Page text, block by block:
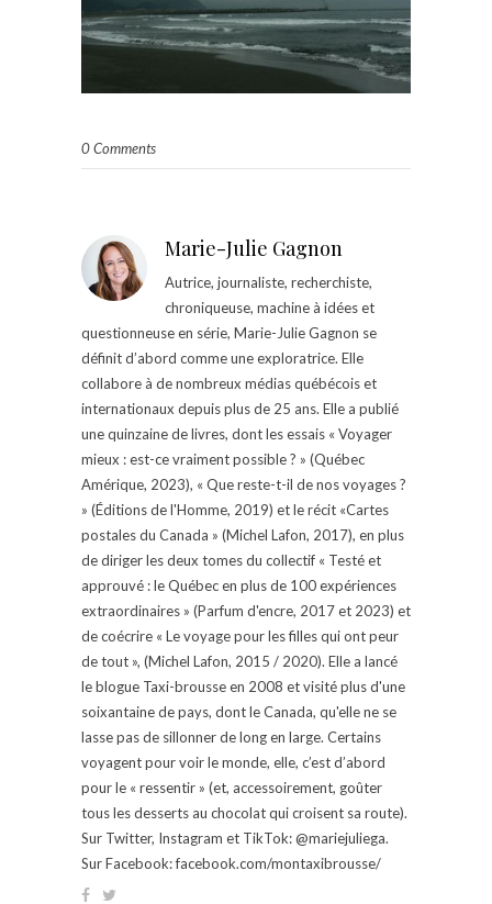
0 Comments
Marie-Julie Gagnon
Autrice, journaliste, recherchiste,
chroniqueuse, machine à idées et
questionneuse en série, Marie-Julie Gagnon se
définit d’abord comme une exploratrice. Elle
collabore à de nombreux médias québécois et
internationaux depuis plus de 25 ans. Elle a publié
une quinzaine de livres, dont les essais « Voyager
mieux : est-ce vraiment possible ? » (Québec
Amérique, 2023), « Que reste-t-il de nos voyages ?
» (Éditions de l'Homme, 2019) et le récit «Cartes
postales du Canada » (Michel Lafon, 2017), en plus
de diriger les deux tomes du collectif « Testé et
approuvé : le Québec en plus de 100 expériences
extraordinaires » (Parfum d'encre, 2017 et 2023) et
de coécrire « Le voyage pour les filles qui ont peur
de tout », (Michel Lafon, 2015 / 2020). Elle a lancé
le blogue Taxi-brousse en 2008 et visité plus d'une
soixantaine de pays, dont le Canada, qu'elle ne se
lasse pas de sillonner de long en large. Certains
voyagent pour voir le monde, elle, c’est d’abord
pour le « ressentir » (et, accessoirement, goûter
tous les desserts au chocolat qui croisent sa route).
Sur Twitter, Instagram et TikTok: @mariejuliega.
Sur Facebook: facebook.com/montaxibrousse/